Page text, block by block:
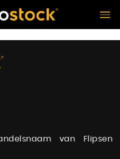
van Flipsen